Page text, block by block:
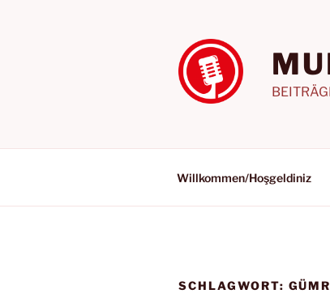
Willkommen/Hoşgeldiniz
SCHLAGWORT: